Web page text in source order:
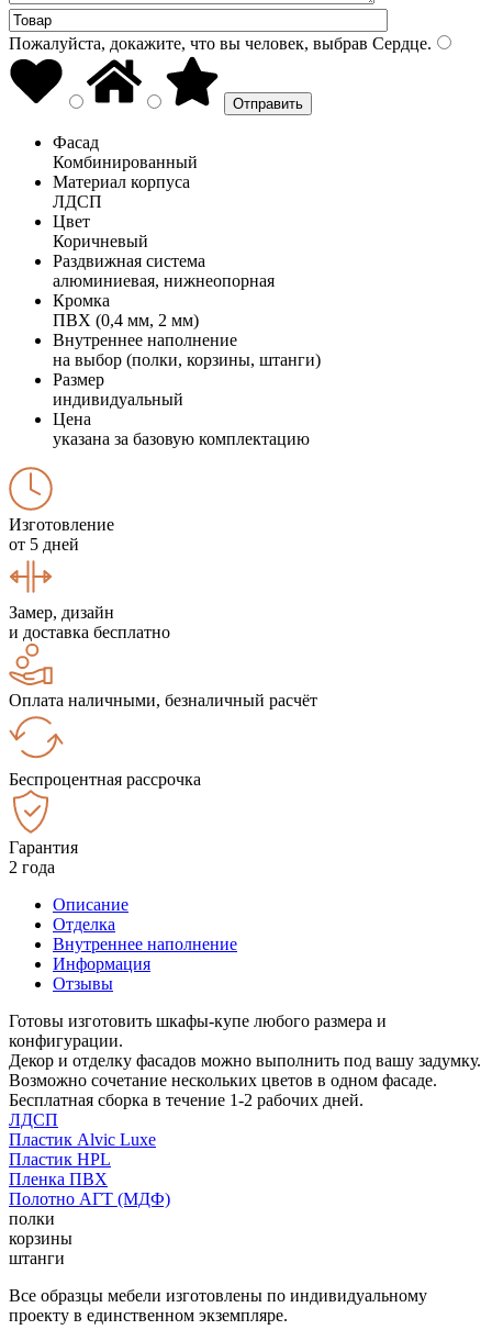
Пожалуйста, докажите, что вы человек, выбрав Сердце.
Фасад
Комбинированный
Материал корпуса
ЛДСП
Цвет
Коричневый
Раздвижная система
алюминиевая, нижнеопорная
Кромка
ПВХ (0,4 мм, 2 мм)
Внутреннее наполнение
на выбор (полки, корзины, штанги)
Размер
индивидуальный
Цена
указана за базовую комплектацию
Изготовление
от 5 дней
Замер, дизайн
и доставка бесплатно
Оплата наличными, безналичный расчёт
Беспроцентная рассрочка
Гарантия
2 года
Описание
Отделка
Внутреннее наполнение
Информация
Отзывы
Готовы изготовить шкафы-купе любого размера и
конфигурации.
Декор и отделку фасадов можно выполнить под вашу задумку.
Возможно сочетание нескольких цветов в одном фасаде.
Бесплатная сборка в течение 1-2 рабочих дней.
ЛДСП
Пластик Alvic Luxe
Пластик HPL
Пленка ПВХ
Полотно АГТ (МДФ)
полки
корзины
штанги
Все образцы мебели изготовлены по индивидуальному
проекту в единственном экземпляре.